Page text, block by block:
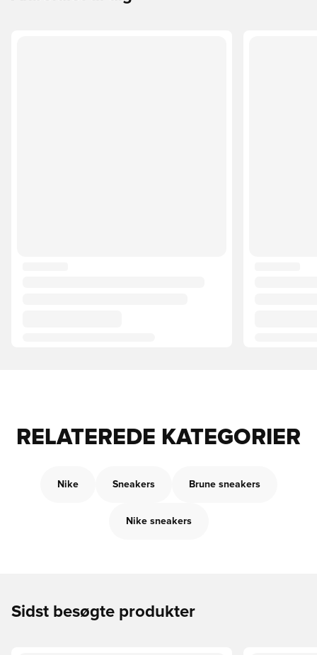
RELATEREDE KATEGORIER
Nike Sneakers Brune sneakers
Nike sneakers
Sidst besøgte produkter